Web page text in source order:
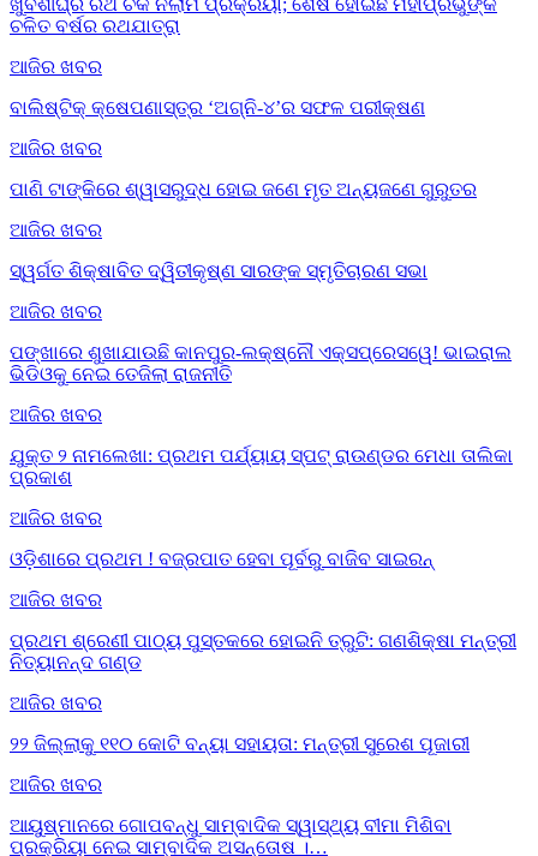
ଚଳିତ ବର୍ଷର ରଥଯାତ୍ରା
ଆଜିର ଖବର
ବାଲିଷ୍ଟିକ୍ କ୍ଷେପଣାସ୍ତ୍ର ‘ଅଗ୍ନି-୪’ର ସଫଳ ପରୀକ୍ଷଣ
ଆଜିର ଖବର
ପାଣି ଟାଙ୍କିରେ ଶ୍ୱାସରୁଦ୍ଧ ହୋଇ ଜଣେ ମୃତ ଅନ୍ୟଜଣେ ଗୁରୁତର
ଆଜିର ଖବର
ସ୍ୱର୍ଗତ ଶିକ୍ଷାବିତ ଦ୍ୱିତୀକୃଷ୍ଣ ସାରଙ୍କ ସ୍ମୃତିଚାରଣ ସଭା
ଆଜିର ଖବର
ପଙ୍ଖାରେ ଶୁଖାଯାଉଛି କାନପୁର-ଲକ୍ଷ୍ନୌ ଏକ୍ସପ୍ରେସୱେ! ଭାଇରାଲ
ଭିଡିଓକୁ ନେଇ ତେଜିଲା ରାଜନୀତି
ଆଜିର ଖବର
ଯୁକ୍ତ ୨ ନାମଲେଖା: ପ୍ରଥମ ପର୍ଯ୍ୟାୟ ସ୍ପଟ୍ ରାଉଣ୍ଡର ମେଧା ତାଲିକା
ପ୍ରକାଶ
ଆଜିର ଖବର
ଓଡ଼ିଶାରେ ପ୍ରଥମ ! ବଜ୍ରପାତ ହେବା ପୂର୍ବରୁ ବାଜିବ ସାଇରନ୍
ଆଜିର ଖବର
ପ୍ରଥମ ଶ୍ରେଣୀ ପାଠ୍ୟ ପୁସ୍ତକରେ ହୋଇନି ତ୍ରୁଟି: ଗଣଶିକ୍ଷା ମନ୍ତ୍ରୀ
ନିତ୍ୟାନନ୍ଦ ଗଣ୍ଡ
ଆଜିର ଖବର
୨୨ ଜିଲ୍ଲାକୁ ୧୧୦ କୋଟି ବନ୍ୟା ସହାୟତା: ମନ୍ତ୍ରୀ ସୁରେଶ ପୂଜାରୀ
ଆଜିର ଖବର
ଆୟୁଷ୍ମାନରେ ଗୋପବନ୍ଧୁ ସାମ୍ବାଦିକ ସ୍ୱାସ୍ଥ୍ୟ ବୀମା ମିଶିବା
ପ୍ରକ୍ରିୟା ନେଇ ସାମ୍ବାଦିକ ଅସନ୍ତୋଷ ।…